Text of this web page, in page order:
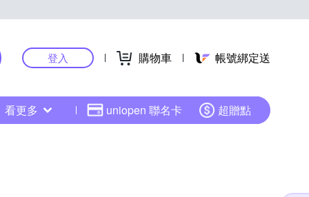
登入 購物車 帳號綁定送
看更多 uniopen 聯名卡 超贈點